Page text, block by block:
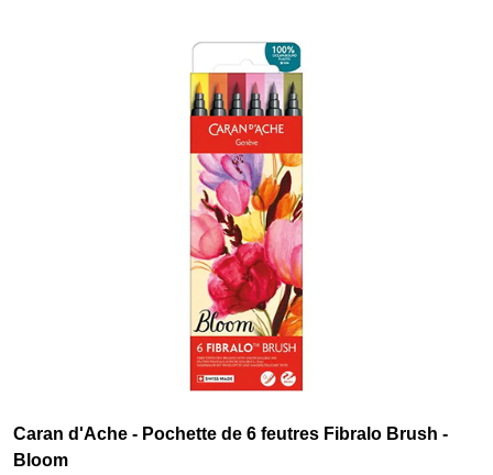
Caran d'Ache - Pochette de 6 feutres Fibralo Brush -
Bloom